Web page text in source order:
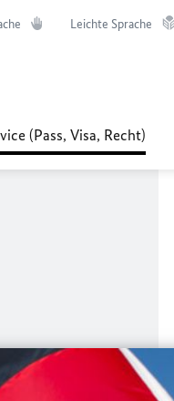
Leichte Sprache
(Pass, Visa, Recht)